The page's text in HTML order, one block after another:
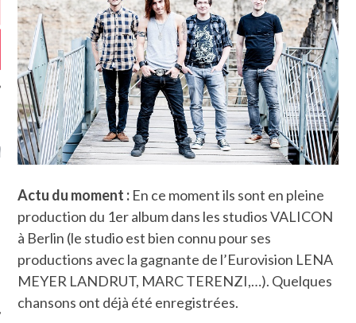
KARMA –
ANNIVERSAIRE
Actu du moment : En ce moment ils sont en pleine
production du 1er album dans les studios VALICON
à Berlin (le studio est bien connu pour ses
productions avec la gagnante de l’Eurovision LENA
MEYER LANDRUT, MARC TERENZI,…). Quelques
chansons ont déjà été enregistrées.